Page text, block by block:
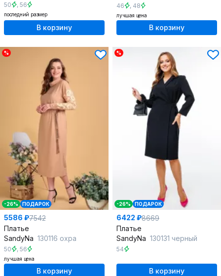
50 , 56
последний размер
В корзину
46 , 48
лучшая цена
В корзину
%
-26% ПОДАРОК
5586 ₽7542
Платье
SandyNa 130116 охра
50 , 56
лучшая цена
В корзину
%
-26% ПОДАРОК
6422 ₽8669
Платье
SandyNa 130131 черный
54
В корзину